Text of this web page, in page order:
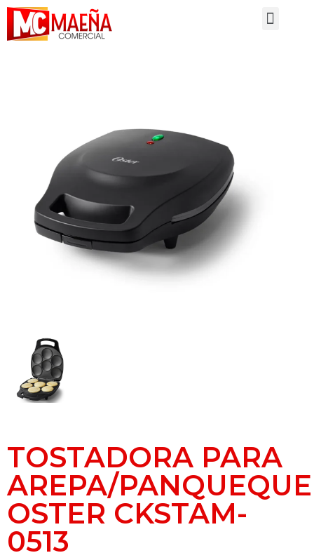
TOSTADORA PARA
AREPA/PANQUEQUE
OSTER CKSTAM-
0513